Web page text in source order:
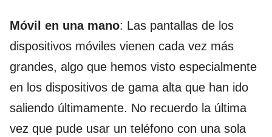
Móvil en una mano: Las pantallas de los
dispositivos móviles vienen cada vez más
grandes, algo que hemos visto especialmente
en los dispositivos de gama alta que han ido
saliendo últimamente. No recuerdo la última
vez que pude usar un teléfono con una sola